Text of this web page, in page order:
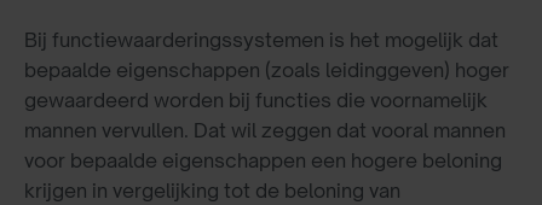
Bij functiewaarderingssystemen is het mogelijk dat
bepaalde eigenschappen (zoals leidinggeven) hoger
gewaardeerd worden bij functies die voornamelijk
mannen vervullen. Dat wil zeggen dat vooral mannen
voor bepaalde eigenschappen een hogere beloning
krijgen in vergelijking tot de beloning van